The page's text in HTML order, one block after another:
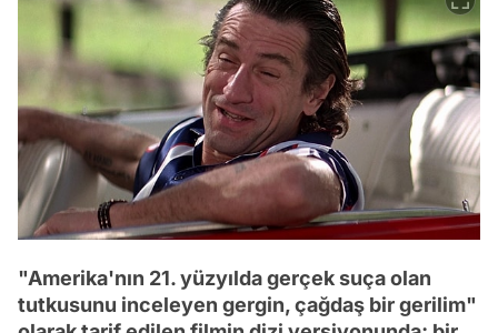
"Amerika'nın 21. yüzyılda gerçek suça olan
tutkusunu inceleyen gergin, çağdaş bir gerilim"